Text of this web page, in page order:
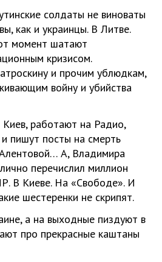
солдаты не виноваты
как и украинцы. В Литве.
момент шатают
кризисом.
и прочим ублюдкам,
войну и убийства
работают на Радио,
пишут посты на смерть
А, Владимира
перечислил миллион
В Киеве. На «Свободе». И
шестеренки не скрипят.
а на выходные пиздуют в
про прекрасные каштаны